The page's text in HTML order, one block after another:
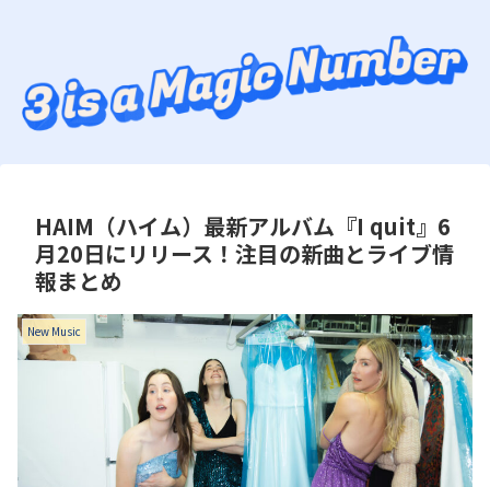
HAIM（ハイム）最新アルバム『I quit』6
月20日にリリース！注目の新曲とライブ情
報まとめ
New Music